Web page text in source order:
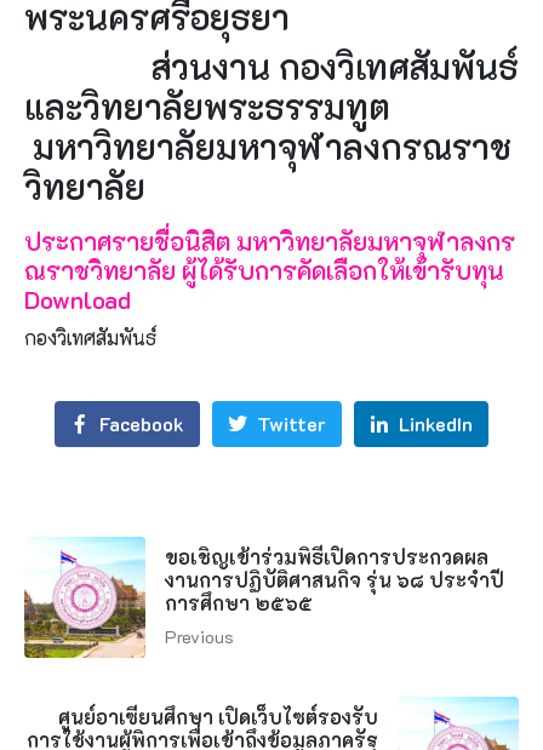
พระนครศรีอยุธยา
ส่วนงาน กองวิเทศสัมพันธ์
และวิทยาลัยพระธรรมทูต
มหาวิทยาลัยมหาจุฬาลงกรณราช
วิทยาลัย
ประกาศรายชื่อนิสิต มหาวิทยาลัยมหาจุฬาลงกร
ณราชวิทยาลัย ผู้ได้รับการคัดเลือกให้เข้ารับทุน
Download
กองวิเทศสัมพันธ์
Facebook Twitter LinkedIn
ขอเชิญเข้าร่วมพิธีเปิดการประกวดผล
งานการปฏิบัติศาสนกิจ รุ่น ๖๘ ประจำปี
การศึกษา ๒๕๖๕
Previous
ศูนย์อาเซียนศึกษา เปิดเว็บไซต์รองรับ
การใช้งานผู้พิการเพื่อเข้าถึงข้อมูลภาครัฐ